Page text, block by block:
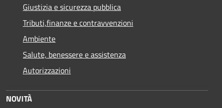
Giustizia e sicurezza pubblica
Tributi,finanze e contravvenzioni
Ambiente
Salute, benessere e assistenza
Autorizzazioni
NOVITÀ